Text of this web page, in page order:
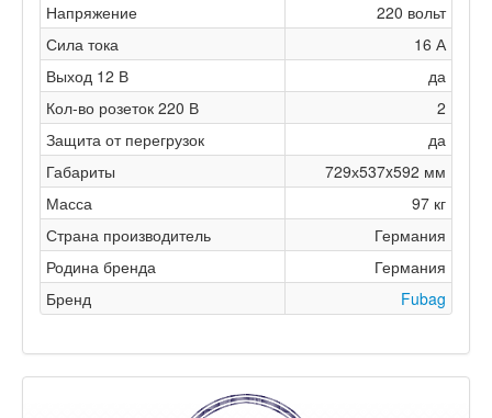
Напряжение
220 вольт
Сила тока
16 А
Выход 12 В
да
Кол-во розеток 220 В
2
Защита от перегрузок
да
Габариты
729х537x592 мм
Масса
97 кг
Страна производитель
Германия
Родина бренда
Германия
Бренд
Fubag